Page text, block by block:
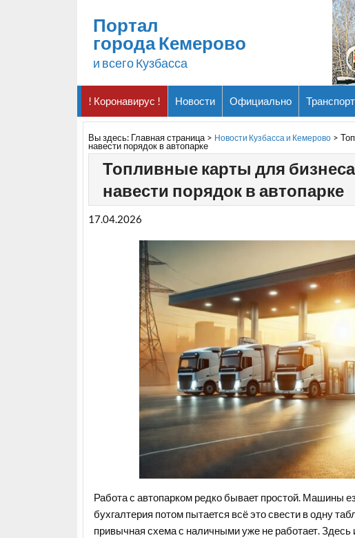
Портал
города Кемерово
и всего Кузбасса
! Коронавирус ! Новости Официально Транспорт
Вы здесь: Главная страница> Новости Кузбасса и Кемерово >
навести порядок в автопарке
Топливные карты для
навести порядок в автопарке
17.04.2026
Работа с автопарком редко бывает простой. Машины
бухгалтерия потом пытается всё это свести в одну
привычная схема с наличными уже не работает.